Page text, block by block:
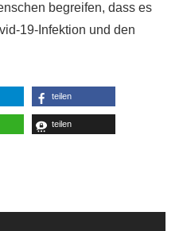
begreifen, dass es
19-Infektion und den
teilen
teilen